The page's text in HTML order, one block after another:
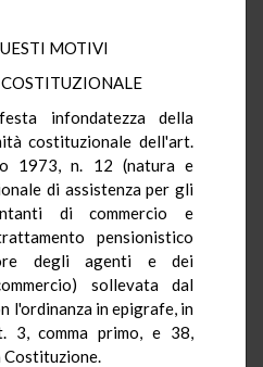
MOTIVI
infondatezza della
costituzionale dell'art.
1973, n. 12 (natura e
di assistenza per gli
di commercio e
pensionistico
degli agenti e dei
sollevata dal
l'ordinanza in epigrafe, in
3, comma primo, e 38,
Costituzione.